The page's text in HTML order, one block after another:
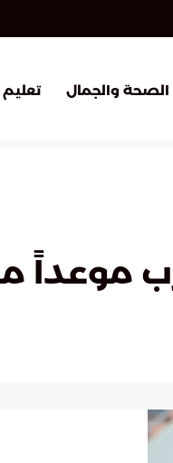
الصحة والجمال تعليم
موعداً